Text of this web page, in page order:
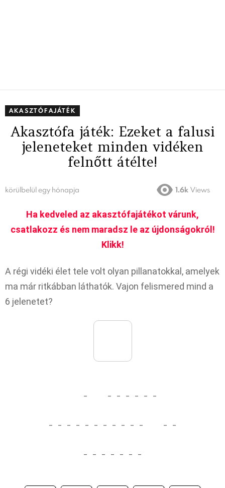
AKASZTÓFAJÁTÉK
Akasztófa játék: Ezeket a falusi
jeleneteket minden vidéken
felnőtt átélte!
körülbelül egy hónapja 1.6k Views
Ha kedveled az akasztófajátékot várunk,
csatlakozz és nem maradsz le az újdonságokról!
Klikk!
A régi vidéki élet tele volt olyan pillanatokkal, amelyek
ma már ritkábban láthatók. Vajon felismered mind a
6 jelenetet?